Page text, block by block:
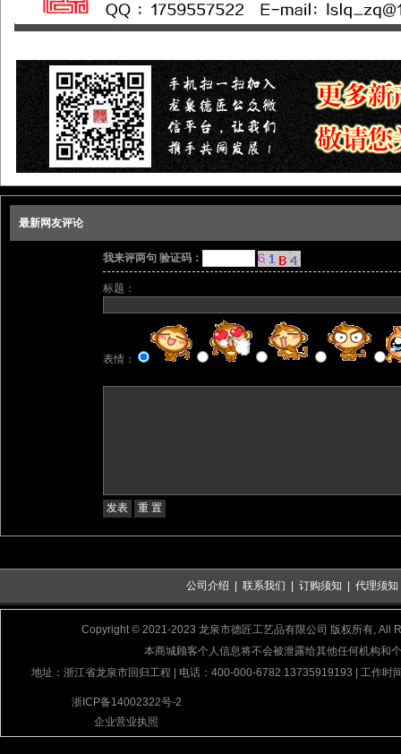
最新网友评论
我来评两句 验证码：
标题：
表情：
公司介绍 联系我们 订购须知 代理须知
Copyright © 2021-2023 龙泉市德匠工艺品有限公司 版权所有, All
本商城顾客个人信息将不会被泄露给其他任何机构和
地址：浙江省龙泉市回归工程 | 电话：400-000-6782 13735919193 | 工作时
浙ICP备14002322号-2
企业营业执照